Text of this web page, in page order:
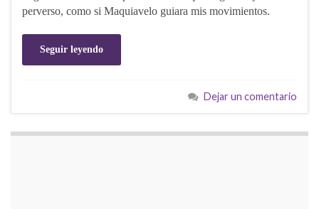
perverso, como si Maquiavelo guiara mis movimientos.
Seguir leyendo
Dejar un comentario